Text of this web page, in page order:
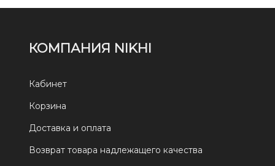
КОМПАНИЯ NIKHI
Кабинет
Корзина
Доставка и оплата
Возврат товара надлежащего качества